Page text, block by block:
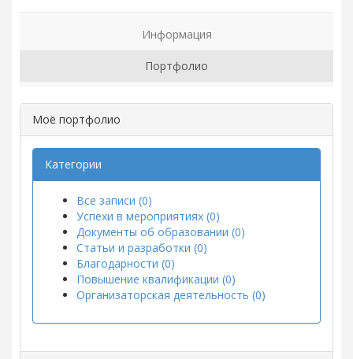
Информация
Портфолио
Моё портфолио
Категории
Все записи (0)
Успехи в мероприятиях (0)
Документы об образовании (0)
Статьи и разработки (0)
Благодарности (0)
Повышение квалификации (0)
Организаторская деятельность (0)